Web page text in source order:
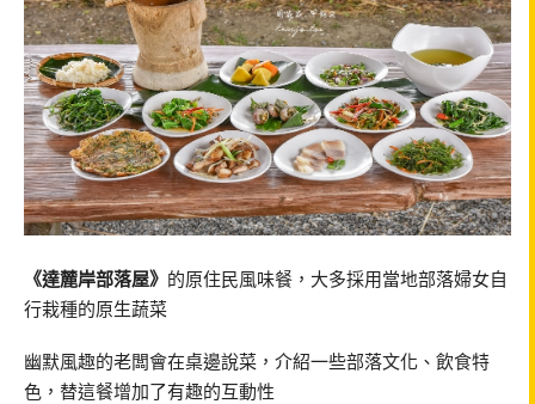
《達麓岸部落屋》 的原住民風味餐，大多採用當地部落婦女自
行栽種的原生蔬菜
幽默風趣的老闆會在桌邊說菜，介紹一些部落文化、飲食特
色，替這餐增加了有趣的互動性